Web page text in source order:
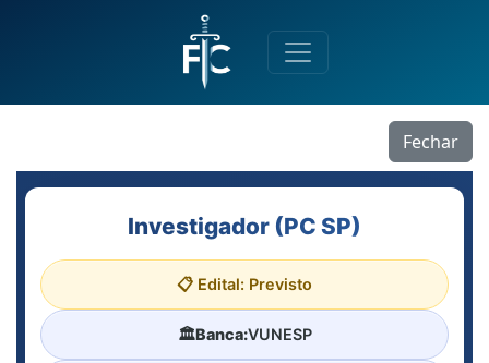
Fechar
Investigador (PC SP)
📋 Edital: Previsto
🏛️Banca:VUNESP